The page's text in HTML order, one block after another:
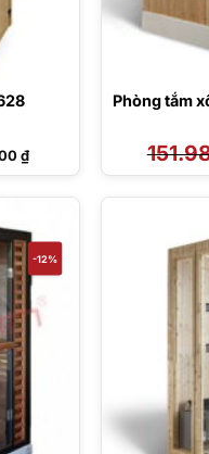
₫Giá
hiện
tại
64.200.000 ₫.
Phòng tắm
-12%